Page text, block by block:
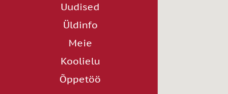
Uudised
Üldinfo
Meie
Koolielu
Õppetöö